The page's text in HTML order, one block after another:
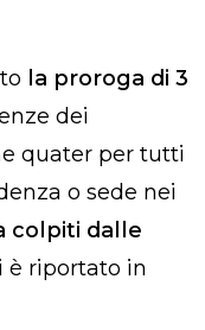
la proroga di 3
dei
quater per tutti
o sede nei
colpiti dalle
è riportato in